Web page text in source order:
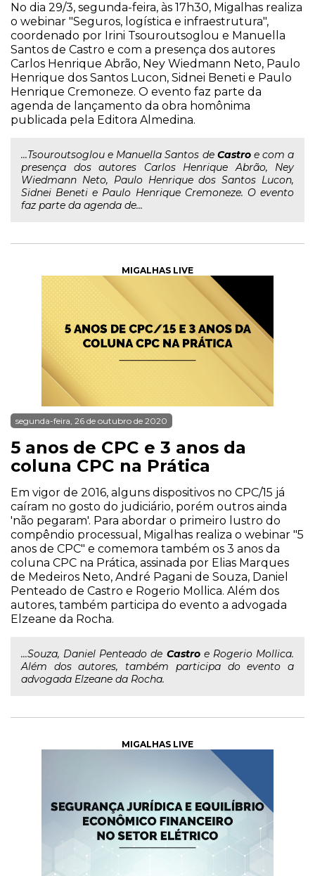
No dia 29/3, segunda-feira, às 17h30, Migalhas realiza
o webinar "Seguros, logística e infraestrutura",
coordenado por Irini Tsouroutsoglou e Manuella
Santos de Castro e com a presença dos autores
Carlos Henrique Abrão, Ney Wiedmann Neto, Paulo
Henrique dos Santos Lucon, Sidnei Beneti e Paulo
Henrique Cremoneze. O evento faz parte da
agenda de lançamento da obra homônima
publicada pela Editora Almedina.
...Tsouroutsoglou e Manuella Santos de Castroe com a
presença dos autores Carlos Henrique Abrão, Ney
Wiedmann Neto, Paulo Henrique dos Santos Lucon,
Sidnei Beneti e Paulo Henrique Cremoneze. O evento
faz parte da agenda de...
MIGALHAS LIVE
segunda-feira, 26 de outubro de 2020
5 anos de CPC e 3 anos da
coluna CPC na Prática
Em vigor de 2016, alguns dispositivos no CPC/15 já
caíram no gosto do judiciário, porém outros ainda
'não pegaram'. Para abordar o primeiro lustro do
compêndio processual, Migalhas realiza o webinar "5
anos de CPC" e comemora também os 3 anos da
coluna CPC na Prática, assinada por Elias Marques
de Medeiros Neto, André Pagani de Souza, Daniel
Penteado de Castro e Rogerio Mollica. Além dos
autores, também participa do evento a advogada
Elzeane da Rocha.
...Souza, Daniel Penteado de Castroe Rogerio Mollica.
Além dos autores, também participa do evento a
advogada Elzeane da Rocha.
MIGALHAS LIVE